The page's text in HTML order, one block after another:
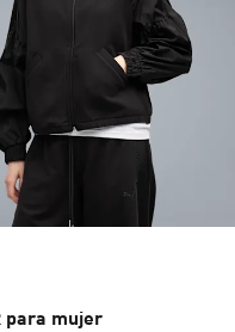
para mujer